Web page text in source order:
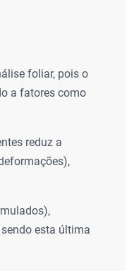
foliar, pois o
a fatores como
reduz a
esta última